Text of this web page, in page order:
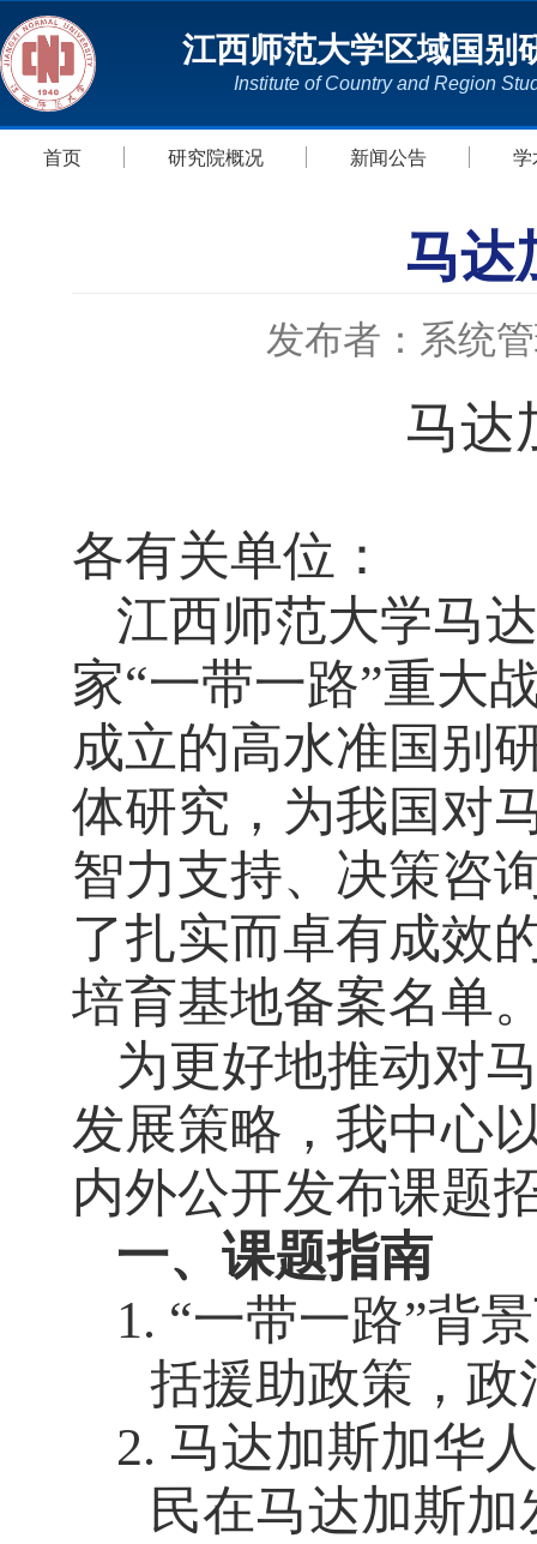
江西师范大学区域国别
Institute of Country and Region
首页 研究院概况 新闻公告 学
马达
发布者：系统
马达
各有关单位：
江西师范大学马
家“一带一路”重大
成立的高水准国别
体研究 ，为我国对
智力支持、决策咨
了扎实而卓有成效
培育基地备案名单
为更好地推动对
发展策略，我中心
内外公开发布课题
一、课题指南
1. “一带一路”背
括援助政策，
2. 马达加斯加华
民在马达加斯